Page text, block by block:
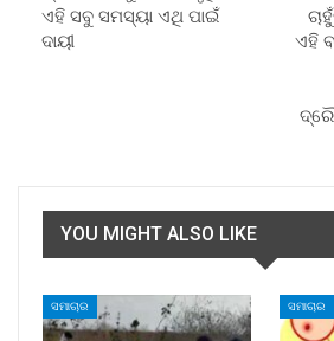
ଏହି ସବୁ ସମସ୍ୟା ଏଥି ପାଇଁ
ଦାୟୀ
ଏହି
YOU MIGHT ALSO LIKE
ସମାଚାର ସମାଚାର